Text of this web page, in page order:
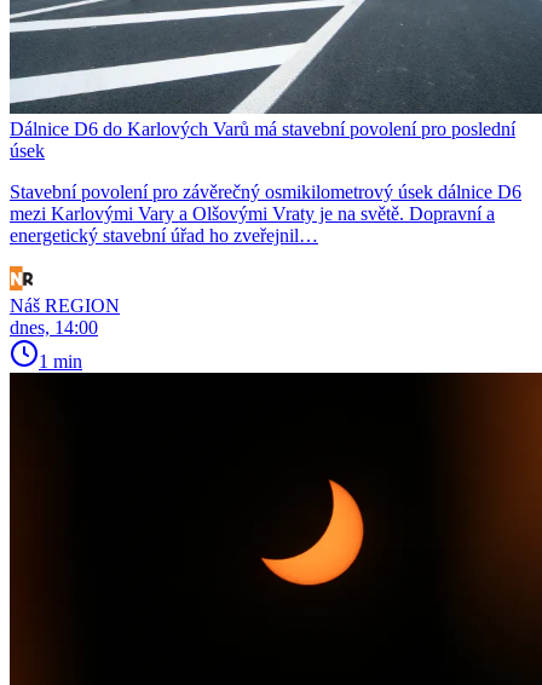
Dálnice D6 do Karlových Varů má stavební povolení pro poslední
úsek
Stavební povolení pro závěrečný osmikilometrový úsek dálnice D6
mezi Karlovými Vary a Olšovými Vraty je na světě. Dopravní a
energetický stavební úřad ho zveřejnil…
Náš REGION
dnes, 14:00
1 min